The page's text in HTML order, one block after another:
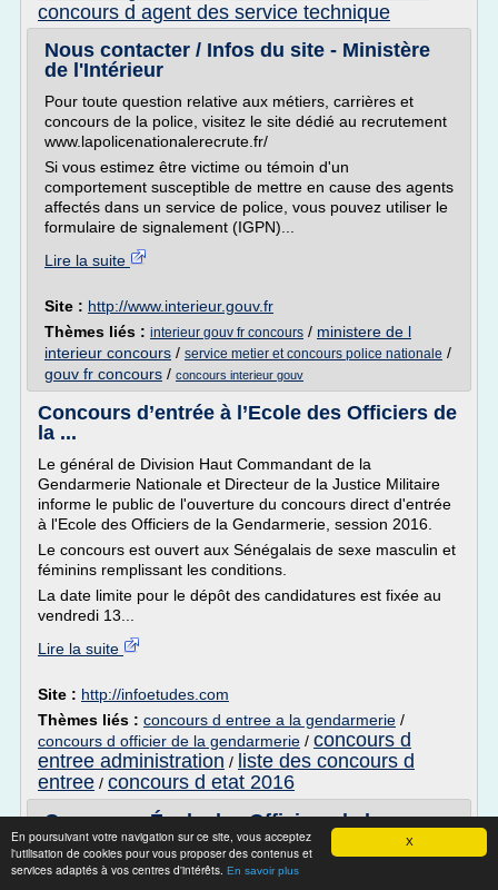
X
En poursuivant votre navigation sur ce site, vous acceptez
l'utilisation de cookies pour vous proposer des contenus et
services adaptés à vos centres d'intérêts. En savoir plus
concours d agent des service technique
Nous contacter / Infos du site - Ministère
de l'Intérieur
Pour toute question relative aux métiers, carrières et
concours de la police, visitez le site dédié au recrutement
www.lapolicenationalerecrute.fr/
Si vous estimez être victime ou témoin d'un
comportement susceptible de mettre en cause des agents
affectés dans un service de police, vous pouvez utiliser le
formulaire de signalement (IGPN)...
Lire la suite
Site : http://www.interieur.gouv.fr
Thèmes liés : interieur gouv fr concours / ministere de l
interieur concours / service metier et concours police nationale /
gouv fr concours / concours interieur gouv
Concours d’entrée à l’Ecole des Officiers de
la ...
Le général de Division Haut Commandant de la
Gendarmerie Nationale et Directeur de la Justice Militaire
informe le public de l'ouverture du concours direct d'entrée
à l'Ecole des Officiers de la Gendarmerie, session 2016.
Le concours est ouvert aux Sénégalais de sexe masculin et
féminins remplissant les conditions.
La date limite pour le dépôt des candidatures est fixée au
vendredi 13...
Lire la suite
Site : http://infoetudes.com
Thèmes liés : concours d entree a la gendarmerie /
concours d officier de la gendarmerie / concours d
entree administration / liste des concours d
entree / concours d etat 2016
Concours: École des Officiers de la
Gendarmerie Session 2016
Concours direct : Ecole des Officiers de la Gendarmerie